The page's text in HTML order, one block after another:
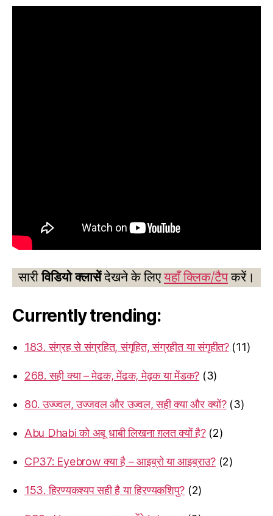
सारीविडियो क्लासेंदेखने के लिएयहाँ क्लिक/टैपकरें।
Currently trending:
183. संग्रह से संग्रहित, संगृहित, संग्रहीत या संगृहीत? (11)
268. सही क्या – मेढक, मेंढक, मेढ़क या मेंडक? (3)
80. उज्ज्वल, उज्जवल और उज्वल, सही क्या और क्यों? (3)
Abu Dhabi को अबू धाबी लिखना ग़लत क्यों है? (2)
CP37: Eyebrow क्या है – आइब्रो या आइब्राउ? (2)
153. हिरण्यकश्यप सही है या हिरण्यकशिपु? (2)